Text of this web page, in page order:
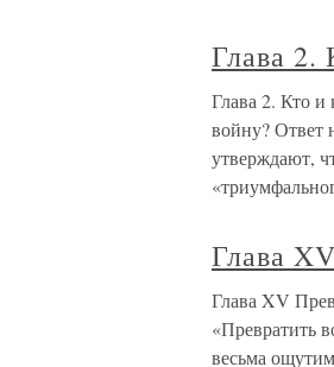
Глава 2.
Глава 2. Кто и
войну? Ответ
утверждают,
Глава
Глава XV
«Превратить
весьма